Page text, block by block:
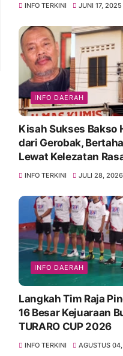
INFO TERKINI JUNI 17, 2025
INFO DAERAH
Kisah Sukses Bakso
dari Gerobak,
Lewat Kelezatan
INFO TERKINI JULI 28, 2026
INFO DAERAH
Langkah Tim Raja
16 Besar Kejuaraan
TURARO CUP 2026
INFO TERKINI AGUSTUS